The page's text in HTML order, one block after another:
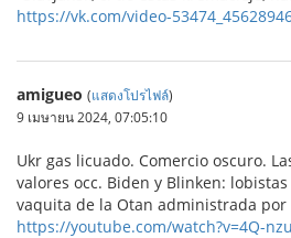
https://vk.com/video-
amigueo (แสดงโปรไฟล์)
9 เมษายน 2024, 07:05:10
Ukr gas licuado. Comercio oscuro.
valores occ. Biden y Blinken:
vaquita de la Otan administrada por
https://youtube.com/watch?v=4Q-